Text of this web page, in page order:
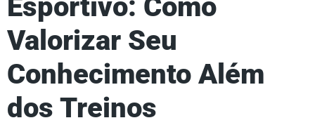
Valorizar Seu
Conhecimento Além
dos Treinos